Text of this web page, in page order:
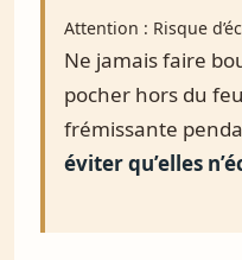
Attention : Risque
Ne jamais faire
pocher hors du
frémissante
éviter qu’elles